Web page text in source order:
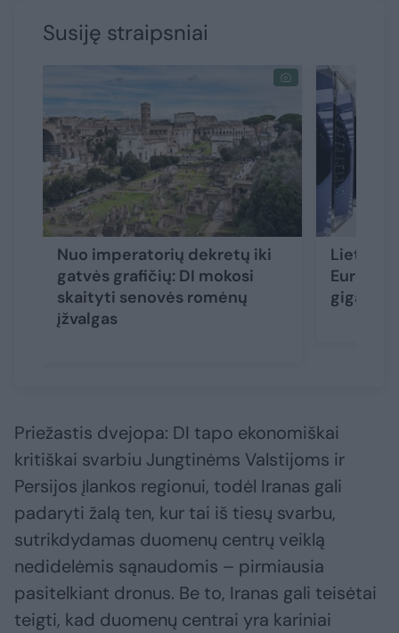
Susiję straipsniai
Nuo imperatorių dekretų iki
gatvės grafičių: DI mokosi
skaityti senovės romėnų
įžvalgas
Lietuva
Priežastis dvejopa: DI tapo ekonomiškai
kritiškai svarbiu Jungtinėms Valstijoms ir
Persijos įlankos regionui, todėl Iranas gali
padaryti žalą ten, kur tai iš tiesų svarbu,
sutrikdydamas duomenų centrų veiklą
nedidelėmis sąnaudomis – pirmiausia
pasitelkiant dronus. Be to, Iranas gali teisėtai
teigti, kad duomenų centrai yra kariniai